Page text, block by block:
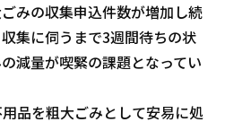
みの収集申込件数が増加し続
集に伺うまで3週間待ちの状
減量が喫緊の課題となってい
品を粗大ごみとして安易に処